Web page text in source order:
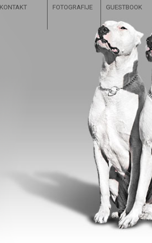
KONTAKT FOTOGRAFIJE GUESTBOOK